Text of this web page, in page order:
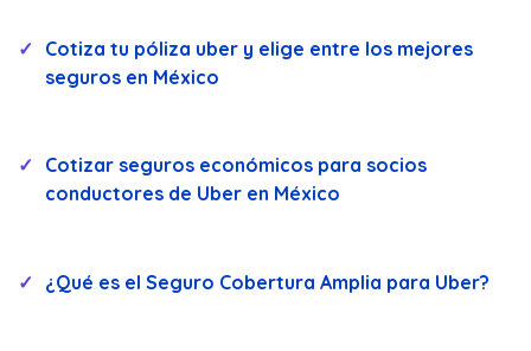
Cotiza tu póliza uber y elige entre los mejores
seguros en México
Cotizar seguros económicos para socios
conductores de Uber en México
¿Qué es el Seguro Cobertura Amplia para Uber?